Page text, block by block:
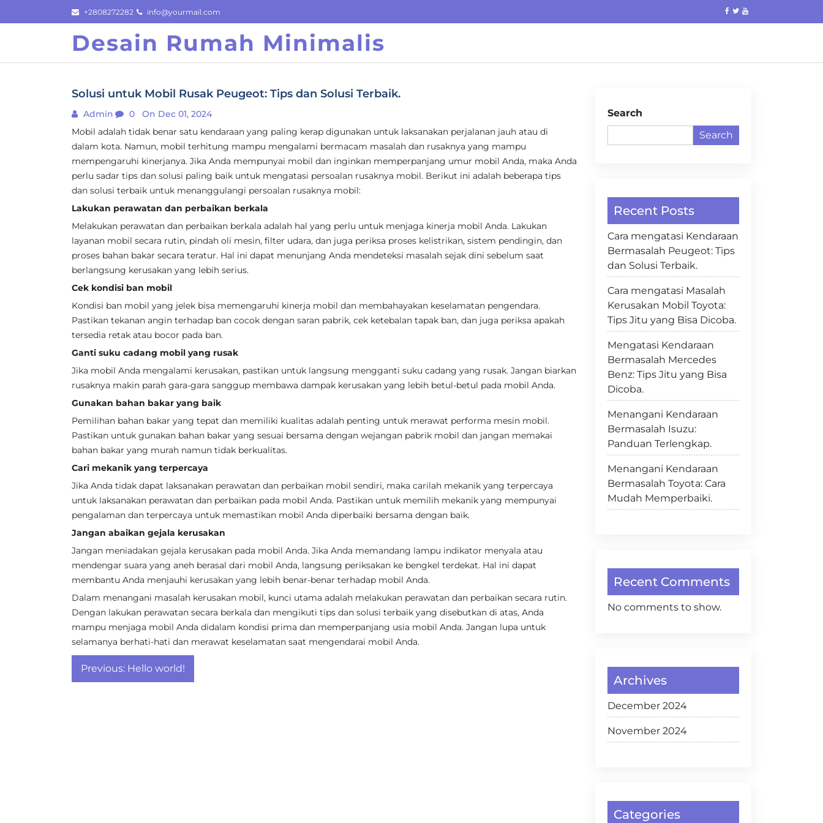
to
+2808272282 info@yourmail.com
Desain Rumah Minimalis
Solusi untuk Mobil Rusak Peugeot: Tips dan Solusi Terbaik.
Admin 0
On Dec 01, 2024
Mobil adalah tidak benar satu kendaraan yang paling kerap digunakan untuk laksanakan perjalanan jauh atau di
dalam kota. Namun, mobil terhitung mampu mengalami bermacam masalah dan rusaknya yang mampu
mempengaruhi kinerjanya. Jika Anda mempunyai mobil dan inginkan memperpanjang umur mobil Anda, maka Anda
perlu sadar tips dan solusi paling baik untuk mengatasi persoalan rusaknya mobil. Berikut ini adalah beberapa tips
dan solusi terbaik untuk menanggulangi persoalan rusaknya mobil:
Lakukan perawatan dan perbaikan berkala
Melakukan perawatan dan perbaikan berkala adalah hal yang perlu untuk menjaga kinerja mobil Anda. Lakukan
layanan mobil secara rutin, pindah oli mesin, filter udara, dan juga periksa proses kelistrikan, sistem pendingin, dan
proses bahan bakar secara teratur. Hal ini dapat menunjang Anda mendeteksi masalah sejak dini sebelum saat
berlangsung kerusakan yang lebih serius.
Cek kondisi ban mobil
Kondisi ban mobil yang jelek bisa memengaruhi kinerja mobil dan membahayakan keselamatan pengendara.
Pastikan tekanan angin terhadap ban cocok dengan saran pabrik, cek ketebalan tapak ban, dan juga periksa apakah
tersedia retak atau bocor pada ban.
Ganti suku cadang mobil yang rusak
Jika mobil Anda mengalami kerusakan, pastikan untuk langsung mengganti suku cadang yang rusak. Jangan biarkan
rusaknya makin parah gara-gara sanggup membawa dampak kerusakan yang lebih betul-betul pada mobil Anda.
Gunakan bahan bakar yang baik
Pemilihan bahan bakar yang tepat dan memiliki kualitas adalah penting untuk merawat performa mesin mobil.
Pastikan untuk gunakan bahan bakar yang sesuai bersama dengan wejangan pabrik mobil dan jangan memakai
bahan bakar yang murah namun tidak berkualitas.
Cari mekanik yang terpercaya
Jika Anda tidak dapat laksanakan perawatan dan perbaikan mobil sendiri, maka carilah mekanik yang terpercaya
untuk laksanakan perawatan dan perbaikan pada mobil Anda. Pastikan untuk memilih mekanik yang mempunyai
pengalaman dan terpercaya untuk memastikan mobil Anda diperbaiki bersama dengan baik.
Jangan abaikan gejala kerusakan
Jangan meniadakan gejala kerusakan pada mobil Anda. Jika Anda memandang lampu indikator menyala atau
mendengar suara yang aneh berasal dari mobil Anda, langsung periksakan ke bengkel terdekat. Hal ini dapat
membantu Anda menjauhi kerusakan yang lebih benar-benar terhadap mobil Anda.
Dalam menangani masalah kerusakan mobil, kunci utama adalah melakukan perawatan dan perbaikan secara rutin.
Dengan lakukan perawatan secara berkala dan mengikuti tips dan solusi terbaik yang disebutkan di atas, Anda
mampu menjaga mobil Anda didalam kondisi prima dan memperpanjang usia mobil Anda. Jangan lupa untuk
selamanya berhati-hati dan merawat keselamatan saat mengendarai mobil Anda.
Post
navigation
Previous: Hello world!
Search
Search
Recent Posts
Cara mengatasi Kendaraan
Bermasalah Peugeot: Tips
dan Solusi Terbaik.
Cara mengatasi Masalah
Kerusakan Mobil Toyota:
Tips Jitu yang Bisa Dicoba.
Mengatasi Kendaraan
Bermasalah Mercedes
Benz: Tips Jitu yang Bisa
Dicoba.
Menangani Kendaraan
Bermasalah Isuzu:
Panduan Terlengkap.
Menangani Kendaraan
Bermasalah Toyota: Cara
Mudah Memperbaiki.
Recent Comments
No comments to show.
Archives
December 2024
November 2024
Categories